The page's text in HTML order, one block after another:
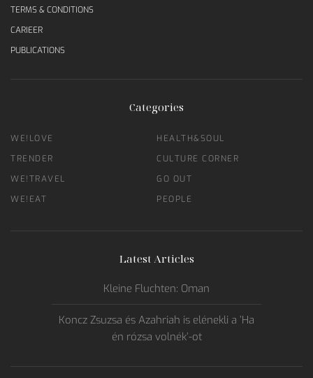
TERMS & CONDITIONS
CARIEER
PUBLICATIONS
Categories
WE!LOVE
TRENDER
WE!TRAVEL
WE!EAT
HEALTH&SOUL
CULTURE CORNER
GO OUT
PEOPLE
Latest Articles
Kleine Fluchten: Oman
Koncz Zsuzsa és Azahriah is elénekli a ’Ha
én rózsa volnék’-ot